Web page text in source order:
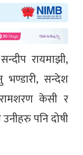
रायमाझी,
सन्देश
केसी र
उनीहरु पनि दोषी